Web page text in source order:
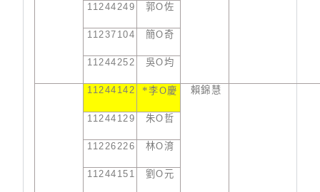
11244249 郭O佐
11237104 簡O奇
11244252 吳O均
11244142 *李O慶 賴錦慧
11244129 朱O哲
11226226 林O淯
11244151 劉O元